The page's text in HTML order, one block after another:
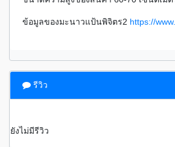
ข้อมูลของมะนาวแป้นพิจิตร2 https://
รีวิว
ยังไม่มีรีวิว